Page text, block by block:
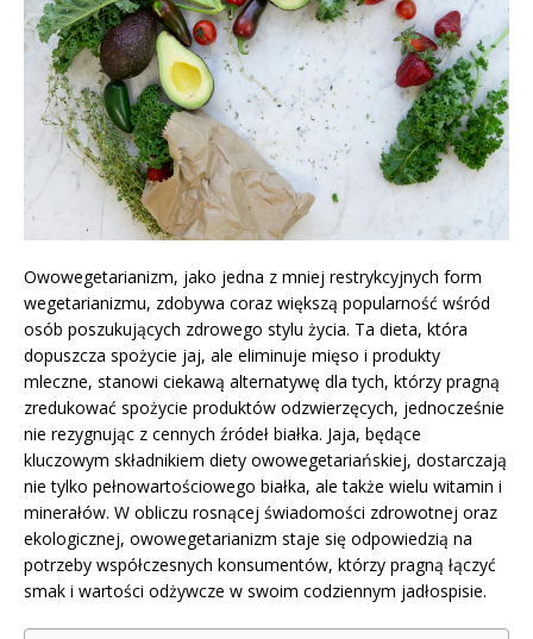
Owowegetarianizm, jako jedna z mniej restrykcyjnych form
wegetarianizmu, zdobywa coraz większą popularność wśród
osób poszukujących zdrowego stylu życia. Ta dieta, która
dopuszcza spożycie jaj, ale eliminuje mięso i produkty
mleczne, stanowi ciekawą alternatywę dla tych, którzy pragną
zredukować spożycie produktów odzwierzęcych, jednocześnie
nie rezygnując z cennych źródeł białka. Jaja, będące
kluczowym składnikiem diety owowegetariańskiej, dostarczają
nie tylko pełnowartościowego białka, ale także wielu witamin i
minerałów. W obliczu rosnącej świadomości zdrowotnej oraz
ekologicznej, owowegetarianizm staje się odpowiedzią na
potrzeby współczesnych konsumentów, którzy pragną łączyć
smak i wartości odżywcze w swoim codziennym jadłospisie.